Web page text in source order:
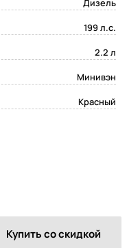
Дизель
199 л.с.
2.2 л
Минивэн
Красный
Купить со скидкой